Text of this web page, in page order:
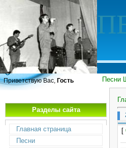
Песни
Приветствую Вас, Гость
Разделы сайта
Главная страница
Песни
[